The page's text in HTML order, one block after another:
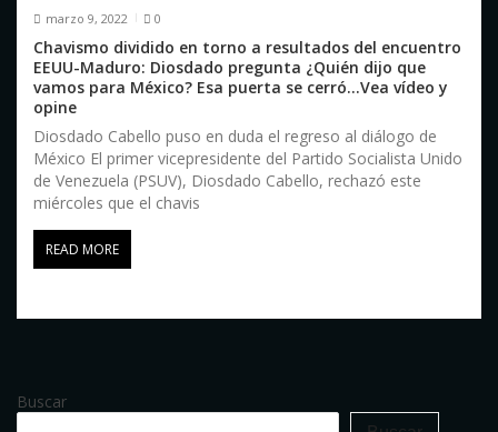
marzo 9, 2022 0
Chavismo dividido en torno a resultados del encuentro
EEUU-Maduro: Diosdado pregunta ¿Quién dijo que
vamos para México? Esa puerta se cerró…Vea vídeo y
opine
Diosdado Cabello puso en duda el regreso al diálogo de
México El primer vicepresidente del Partido Socialista Unido
de Venezuela (PSUV), Diosdado Cabello, rechazó este
miércoles que el chavis
READ MORE
Buscar